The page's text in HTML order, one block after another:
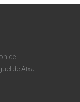
de
de Atxa